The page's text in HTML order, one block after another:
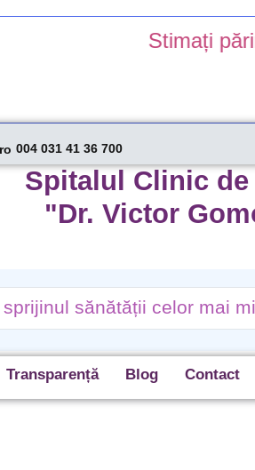
Stimați părinți,
004 031 41 36 700
Spitalul Clinic de
"Dr. Victor
sprijinul sănătății celor mai
Transparență Blog Contact